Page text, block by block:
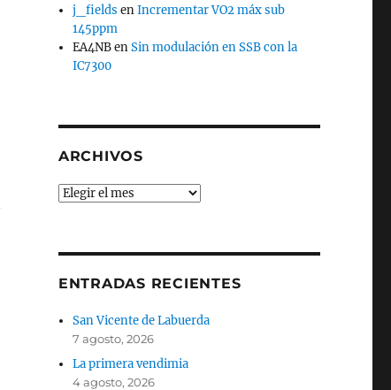
j_fields enIncrementar VO2 máx sub
145ppm
EA4NBenSin modulación en SSB con la
IC7300
ARCHIVOS
Archivos
ENTRADAS RECIENTES
San Vicente de Labuerda
7 agosto, 2026
La primera vendimia
4 agosto, 2026